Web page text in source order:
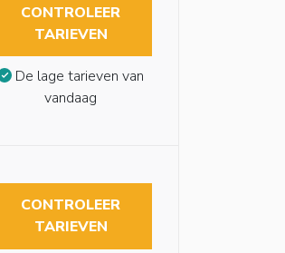
CONTROLEER
TARIEVEN
De lage tarieven van
vandaag
CONTROLEER
TARIEVEN